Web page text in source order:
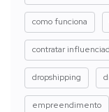
como funciona
contratar
dropshipping
empreendimento